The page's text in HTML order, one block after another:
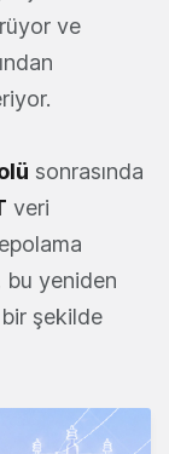
ve
sonrasında
veri
bu yeniden
şekilde